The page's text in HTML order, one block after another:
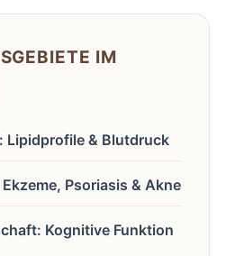
IM
Lipidprofile & Blutdruck
Psoriasis & Akne
Kognitive Funktion